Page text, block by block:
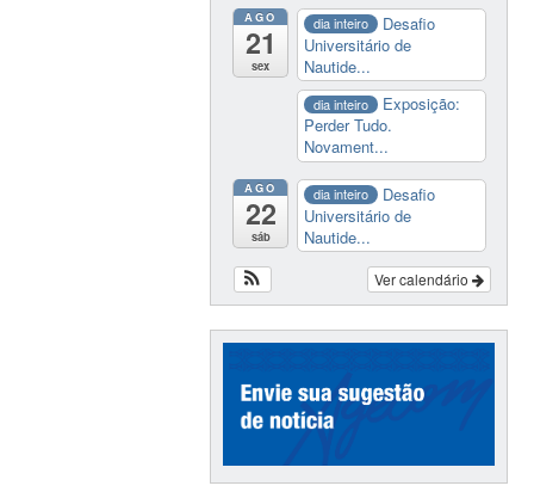
AGO
21
sex
dia inteiro
Desafio
Universitário de
Nautide...
dia inteiro
Exposição:
Perder Tudo.
Novament...
AGO
22
sáb
dia inteiro
Desafio
Universitário de
Nautide...
Ver calendário